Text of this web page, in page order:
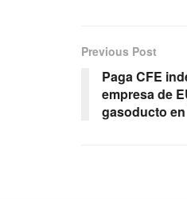
Previous Post
Paga CFE
empresa de
gasoducto